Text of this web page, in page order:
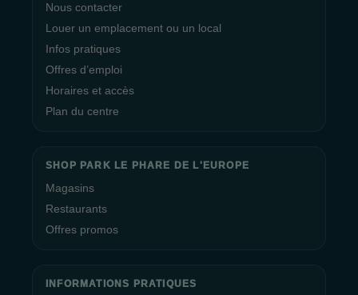
Nous contacter
Louer un emplacement ou un local
Infos pratiques
Offres d’emploi
Horaires et accès
Plan du centre
SHOP PARK LE PHARE DE L'EUROPE
Magasins
Restaurants
Offres promos
INFORMATIONS PRATIQUES